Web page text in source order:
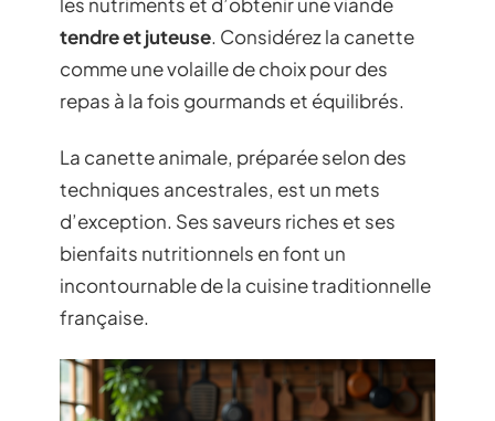
tendre et juteuse. Considérez la canette
comme une volaille de choix pour des
repas à la fois gourmands et équilibrés.
La canette animale, préparée selon des
techniques ancestrales, est un mets
d’exception. Ses saveurs riches et ses
bienfaits nutritionnels en font un
incontournable de la cuisine traditionnelle
française.